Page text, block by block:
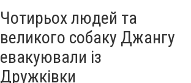
Чотирьох людей та
великого собаку Джангу
евакуювали із
Дружківки